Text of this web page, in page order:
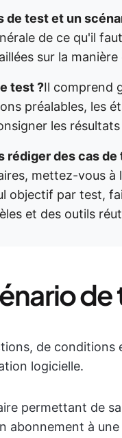
de test et un
de ce qu'il
sur la manière
test ?Il comprend
préalables, les
les résultats
rédiger des cas
mettez-vous à
objectif par test,
et des outils
de
de conditions
logicielle.
permettant de
abonnement à